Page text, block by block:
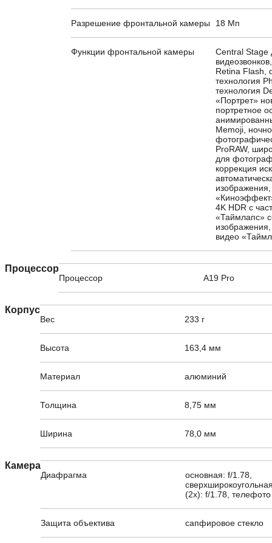
Разрешение фронтальной камеры 18 Мп
Функции фронтальной камеры
Central
Retina Flash,
технология
технология
«Портрет»
портретное
Memoji,
ProRAW,
для
коррекция
4K HDR с
«Таймлапс»
видео
Процессор
Процессор A19 Pro
Корпус
Вес 233 г
Высота 163,4 мм
Материал алюминий
Толщина 8,75 мм
Ширина 78,0 мм
Камера
Диафрагма
основная: f/1.78,
(2x): f/1.78,
Защита объектива сапфировое стекло